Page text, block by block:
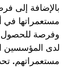
بالإضافة إلى
مستعمراتها في
وفرصة للحصول
لدى المؤسسين
مستعمراتهم.